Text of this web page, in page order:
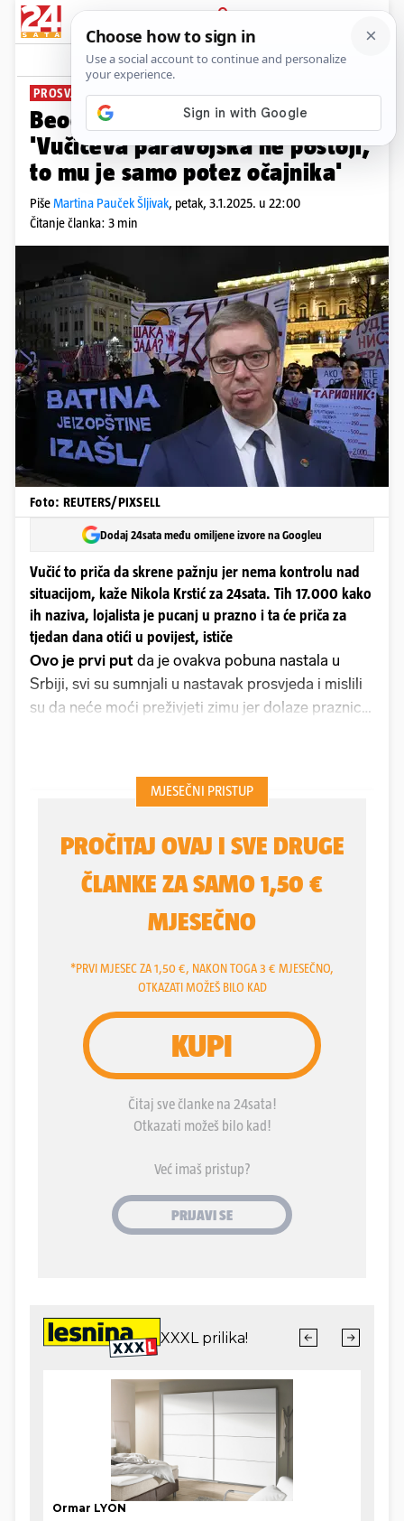
PRIJAVA
News Komentari
PROSVJEDI U SRBIJI PLUS+
Beogradski novinar za 24sata:
'Vučićeva paravojska ne postoji,
to mu je samo potez očajnika'
PišeMartina Pauček Šljivak, petak, 3.1.2025. u 22:00
Čitanje članka: 3 min
Foto: REUTERS/PIXSELL
Dodaj 24sata među omiljene izvore na Googleu
Vučić to priča da skrene pažnju jer nema kontrolu nad
situacijom, kaže Nikola Krstić za 24sata. Tih 17.000 kako
ih naziva, lojalista je pucanj u prazno i ta će priča za
tjedan dana otići u povijest, ističe
Ovo je prvi put da je ovakva pobuna nastala u
Srbiji, svi su sumnjali u nastavak prosvjeda i mislili
su da neće moći preživjeti zimu jer dolaze praznici,
Novu godinu se okupilo 17.000 ljudi koji su tišinom
dočekali novogodišnju noć odajući počast žrtvama
istaknuo je u razgovoru za 24sata Nikola Krstić,
novinar iz Beograda.